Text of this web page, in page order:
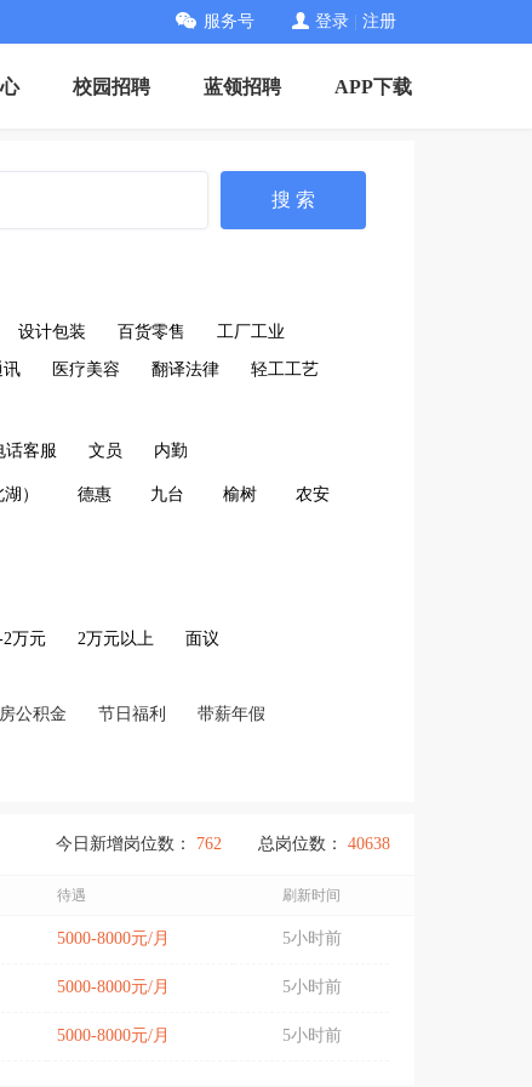
服务号 登录 注册
校园招聘 蓝领招聘 APP下载
搜 索
设计包装 百货零售 工厂工业
讯 医疗美容 翻译法律 轻工工艺
话客服 文员 内勤
） 德惠 九台 榆树
农安
2万元 2万元以上 面议
公积金 节日福利 带薪年假
总岗位数： 40638
今日新增岗位数： 762
待遇 刷新时间
5000-8000元/月 5小时前
5000-8000元/月 5小时前
5000-8000元/月 5小时前